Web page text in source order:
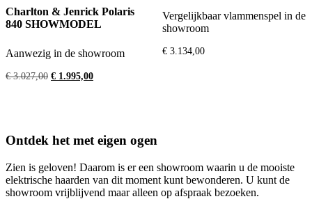
Charlton & Jenrick Polaris
840 SHOWMODEL
Aanwezig in de showroom
€3.027,00 Oorspronkelijke
€ 1.995,00Huidige
Vergelijkbaar vlammenspel in de
showroom
€3.134,00
Ontdek het met eigen ogen
Zien is geloven! Daarom is er een showroom waarin u de mooiste
elektrische haarden van dit moment kunt bewonderen. U kunt de
showroom vrijblijvend maar alleen op afspraak bezoeken.